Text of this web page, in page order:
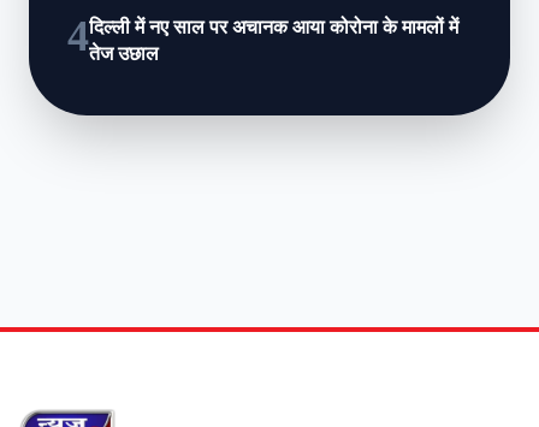
4दिल्ली में नए साल पर अचानक आया कोरोना के मामलों में
तेज उछाल